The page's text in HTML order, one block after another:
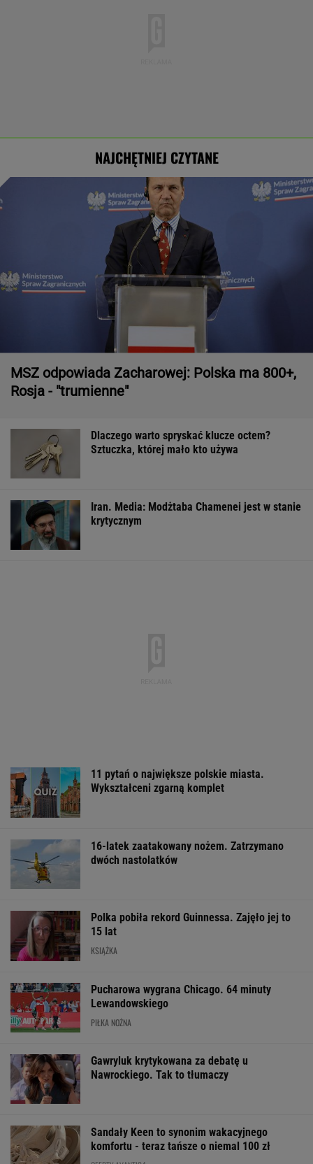
NAJCHĘTNIEJ CZYTANE
MSZ odpowiada Zacharowej: Polska ma 800+,
Rosja - "trumienne"
Dlaczego warto spryskać klucze octem?
Sztuczka, której mało kto używa
Iran. Media: Modżtaba Chamenei jest w stanie
krytycznym
11 pytań o największe polskie miasta.
Wykształceni zgarną komplet
16-latek zaatakowany nożem. Zatrzymano
dwóch nastolatków
Polka pobiła rekord Guinnessa. Zajęło jej to
15 lat
KSIĄŻKA
Pucharowa wygrana Chicago. 64 minuty
Lewandowskiego
PIŁKA NOŻNA
Gawryluk krytykowana za debatę u
Nawrockiego. Tak to tłumaczy
Sandały Keen to synonim wakacyjnego
komfortu - teraz tańsze o niemal 100 zł